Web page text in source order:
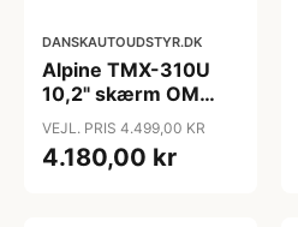
DANSKAUTOUDSTYR.DK
Alpine TMX-310U
10,2" skærm OM
med USB Medie
Player
VEJL. PRIS 4.499,00 KR
4.180,00 kr